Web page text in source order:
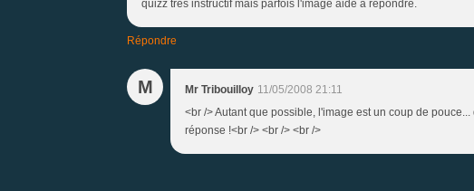
quizz très instructif mais parfois l'image aide à répondre.
Répondre
M Mr Tribouilloy 11/05/2008 21:11
<br /> Autant que possible, l'image est un coup de
réponse !<br /> <br /> <br />